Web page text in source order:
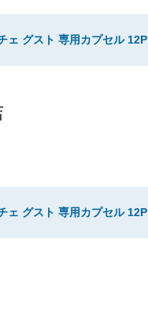
ェ グスト 専用カプセル 12P
ェ グスト 専用カプセル 12P